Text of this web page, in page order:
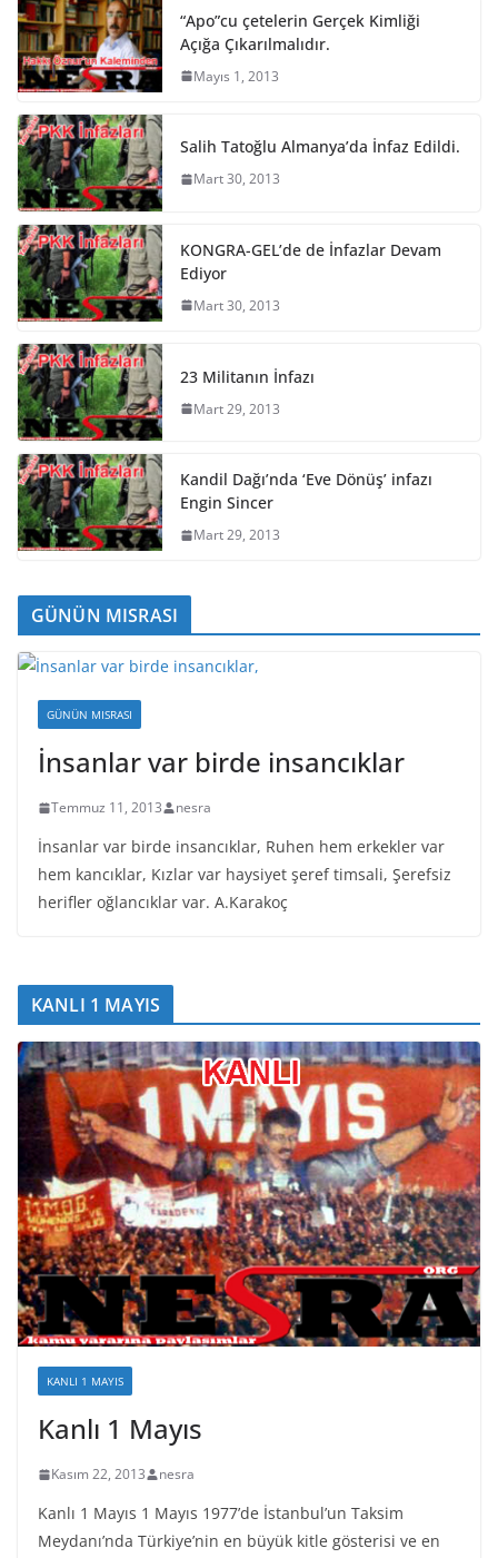
“Apo”cu çetelerin Gerçek Kimliği
Açığa Çıkarılmalıdır.
Mayıs 1, 2013
Salih Tatoğlu Almanya’da İnfaz Edildi.
Mart 30, 2013
KONGRA-GEL’de de İnfazlar Devam
Ediyor
Mart 30, 2013
23 Militanın İnfazı
Mart 29, 2013
Kandil Dağı’nda ‘Eve Dönüş’ infazı
Engin Sincer
Mart 29, 2013
GÜNÜN MISRASI
GÜNÜN MISRASI
İnsanlar var birde insancıklar
Temmuz 11, 2013 nesra
İnsanlar var birde insancıklar, Ruhen hem erkekler var
hem kancıklar, Kızlar var haysiyet şeref timsali, Şerefsiz
herifler oğlancıklar var. A.Karakoç
KANLI 1 MAYIS
KANLI 1 MAYIS
Kanlı 1 Mayıs
Kasım 22, 2013 nesra
Kanlı 1 Mayıs 1 Mayıs 1977’de İstanbul’un Taksim
Meydanı’nda Türkiye’nin en büyük kitle gösterisi ve en